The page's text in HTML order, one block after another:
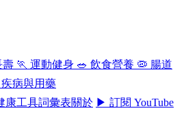
壽 🏃 運動健身 🥗 飲食營養 🦠 腸道
疾病與用藥
康工具詞彙表關於 ▶ 訂閱 YouTube